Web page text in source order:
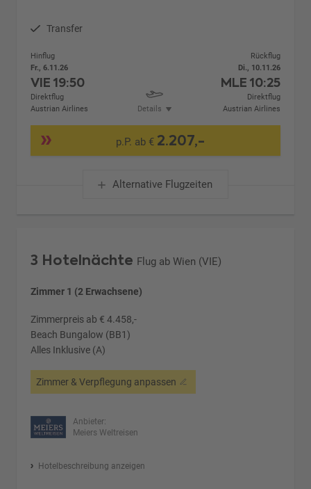
Transfer
Hinflug
Fr., 6.11.26
VIE19:50
Direktflug
Austrian Airlines
Details
Rückflug
Di., 10.11.26
MLE 10:25
Direktflug
Austrian Airlines
p.P. ab € 2.207,-
Alternative Flugzeiten
3 Hotelnächte Flug ab Wien (VIE)
Zimmer 1 (2 Erwachsene)
Zimmerpreis ab € 4.458,-
Beach Bungalow (BB1)
Alles Inklusive (A)
Zimmer & Verpflegung anpassen
Anbieter:
Meiers Weltreisen
Hotelbeschreibung anzeigen